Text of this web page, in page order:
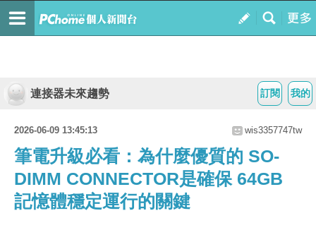
我的
訂閱
連接器未來趨勢
2026-06-09 13:45:13 wis3357747tw
筆電升級必看：為什麼優質的 SO-
DIMM CONNECTOR是確保 64GB
記憶體穩定運行的關鍵